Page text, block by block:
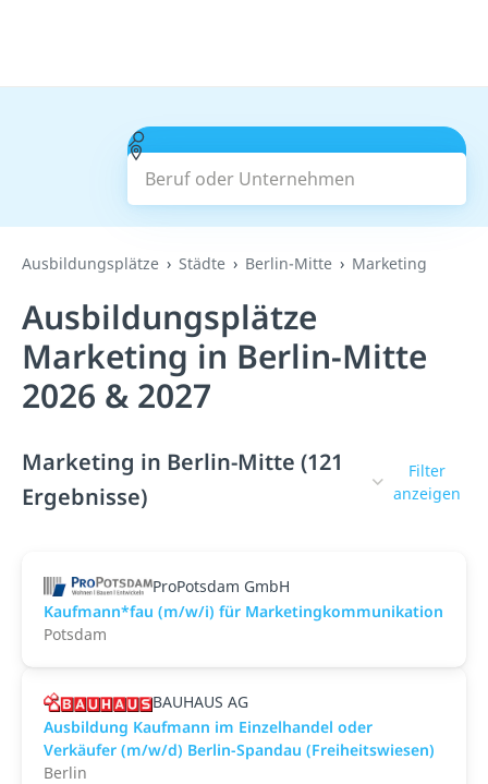
Beruf oder Unternehmen
Suchen
Ausbildungsplätze Städte Berlin-Mitte Marketing
Ausbildungsplätze
Marketing in Berlin-Mitte
2026 & 2027
Marketing in Berlin-Mitte (121
Ergebnisse)
Filter
anzeigen
ProPotsdam GmbH
Kaufmann*fau (m/w/i) für Marketingkommunikation
Potsdam
BAUHAUS AG
Ausbildung Kaufmann im Einzelhandel oder
Verkäufer (m/w/d) Berlin-Spandau (Freiheitswiesen)
Berlin